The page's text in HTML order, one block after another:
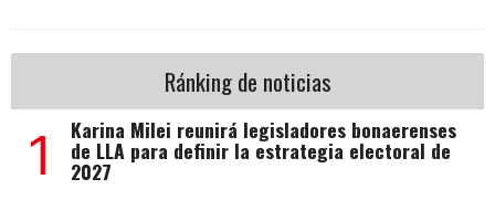
Ránking de noticias
1 Karina Milei reunirá legisladores bonaerenses
de LLA para definir la estrategia electoral de
2027